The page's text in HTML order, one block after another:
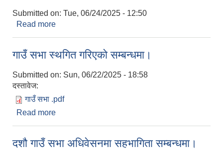
Submitted on: Tue, 06/24/2025 - 12:50
Read more
गाउँ सभा स्थगित गरिएको सम्बन्धमा।
Submitted on: Sun, 06/22/2025 - 18:58
दस्तावेज:
गाउँ सभा .pdf
Read more
दशौ गाउँ सभा अधिवेसनमा सहभागिता सम्बन्धमा।